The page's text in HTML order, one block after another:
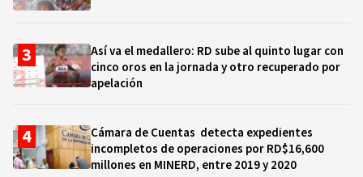
Así va el medallero: RD sube al quinto lugar con
cinco oros en la jornada y otro recuperado por
apelación
Cámara de Cuentas detecta expedientes
incompletos de operaciones por RD$16,600
millones en MINERD, entre 2019 y 2020